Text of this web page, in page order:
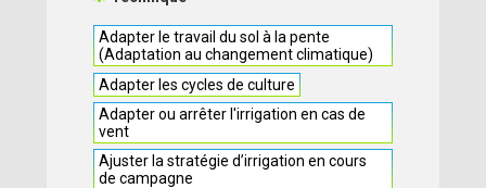
Adapter le travail du sol à la pente
(Adaptation au changement climatique)
Adapter les cycles de culture
Adapter ou arrêter l'irrigation en cas de
vent
Ajuster la stratégie d’irrigation en cours
de campagne